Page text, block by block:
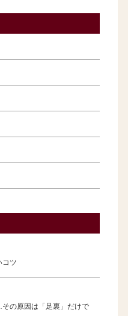
コツ
の原因は「足裏」だけで